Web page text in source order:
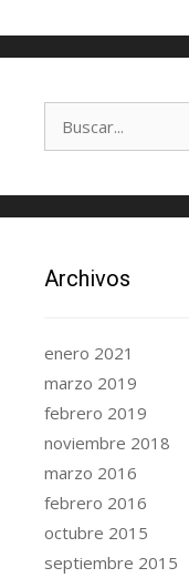
Archivos
enero 2021
marzo 2019
febrero 2019
noviembre 2018
marzo 2016
febrero 2016
octubre 2015
septiembre 2015